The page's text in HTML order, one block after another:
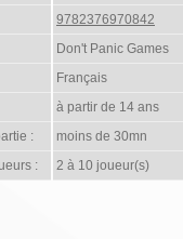
9782376970842
Don't Panic Games
Français
à partir de 14 ans
:
moins de 30mn
:
2 à 10 joueur(s)